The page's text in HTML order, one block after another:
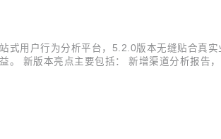
式用户行为分析平台，5.2.0版本无缝贴合真
新版本亮点主要包括： 新增渠道分析报告
...